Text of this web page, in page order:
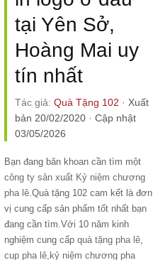
tại Yên Sở,
Hoàng Mai uy
tín nhất
Tác giả: Quà Tặng 102 · Xuất
bản 20/02/2020 · Cập nhật
03/05/2026
Bạn đang băn khoan cần tìm một
công ty sản xuất Kỷ niệm chương
pha lê.Quà tặng 102 cam kết là đơn
vị cung cấp sản phẩm tốt nhất bạn
đang cần tìm.Với 10 năm kinh
nghiệm cung cấp quà tặng pha lê,
cup pha lê, kỷ niệm chương pha